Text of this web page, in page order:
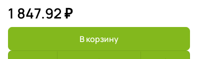
1 847.92 ₽
В корзину